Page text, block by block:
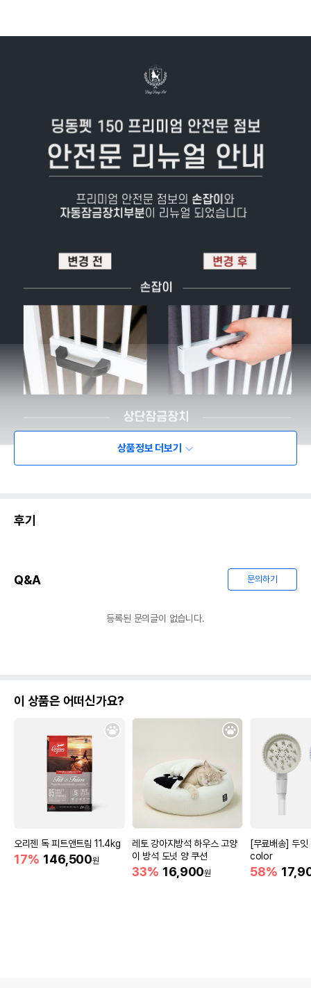
상품정보 더보기
후기
Q&A 문의하기
등록된 문의글이 없습니다.
이 상품은 어떠신가요?
오리젠 독 피트앤트림 11.4kg
17% 146,500원
레토 강아지방석 하우스 고양
이 방석 도넛 양 쿠션
33% 16,900원
[무료배송] 두
color
58%